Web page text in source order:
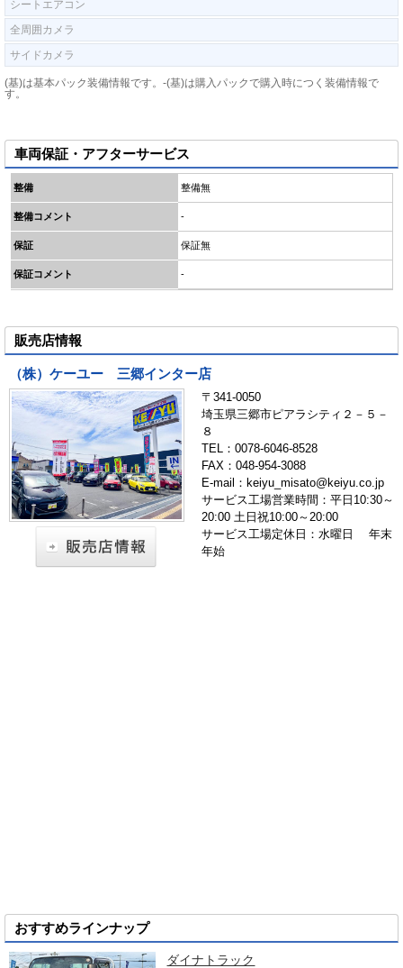
シートエアコン
全周囲カメラ
サイドカメラ
(基)は基本パック装備情報です。-(基)は購入パックで購入時につく装備情報で
す。
車両保証・アフターサービス
整備 整備無
整備コメント -
保証 保証無
保証コメント -
販売店情報
（株）ケーユー 三郷インター店
〒341-0050
埼玉県三郷市ピアラシティ２－５－
８
TEL：0078-6046-8528
FAX：048-954-3088
E-mail：keiyu_misato@keiyu.co.jp
サービス工場営業時間：平日10:30～
20:00 土日祝10:00～20:00
サービス工場定休日：水曜日 年末
年始
おすすめラインナップ
ダイナトラック